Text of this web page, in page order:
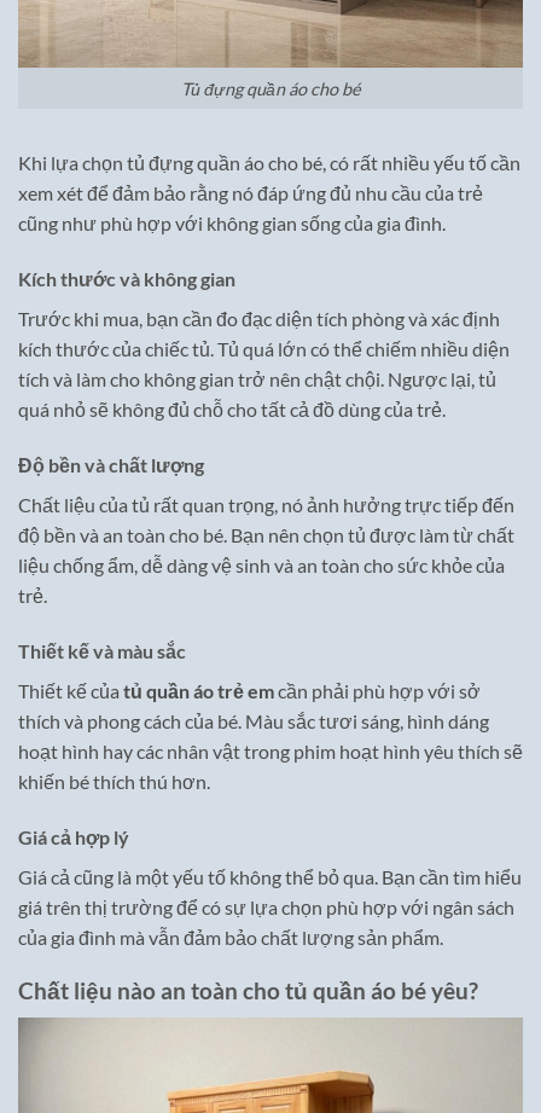
Tủ đựng quần áo cho bé
Khi lựa chọn tủ đựng quần áo cho bé, có rất nhiều yếu tố cần
xem xét để đảm bảo rằng nó đáp ứng đủ nhu cầu của trẻ
cũng như phù hợp với không gian sống của gia đình.
Kích thước và không gian
Trước khi mua, bạn cần đo đạc diện tích phòng và xác định
kích thước của chiếc tủ. Tủ quá lớn có thể chiếm nhiều diện
tích và làm cho không gian trở nên chật chội. Ngược lại, tủ
quá nhỏ sẽ không đủ chỗ cho tất cả đồ dùng của trẻ.
Độ bền và chất lượng
Chất liệu của tủ rất quan trọng, nó ảnh hưởng trực tiếp đến
độ bền và an toàn cho bé. Bạn nên chọn tủ được làm từ chất
liệu chống ẩm, dễ dàng vệ sinh và an toàn cho sức khỏe của
trẻ.
Thiết kế và màu sắc
Thiết kế của tủ quần áo trẻ emcần phải phù hợp với sở
thích và phong cách của bé. Màu sắc tươi sáng, hình dáng
hoạt hình hay các nhân vật trong phim hoạt hình yêu thích sẽ
khiến bé thích thú hơn.
Giá cả hợp lý
Giá cả cũng là một yếu tố không thể bỏ qua. Bạn cần tìm hiểu
giá trên thị trường để có sự lựa chọn phù hợp với ngân sách
của gia đình mà vẫn đảm bảo chất lượng sản phẩm.
Chất liệu nào an toàn cho tủ quần áo bé yêu?